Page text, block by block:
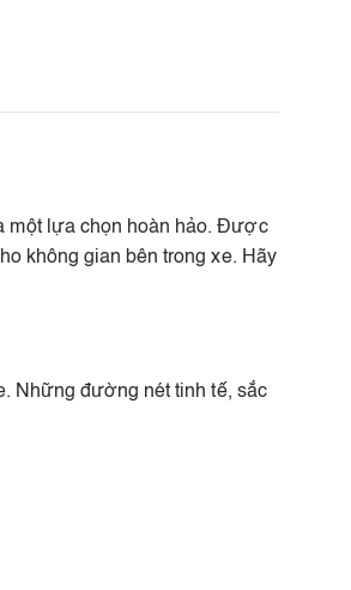
một lựa chọn hoàn hảo. Được
không gian bên trong xe. Hãy
Những đường nét tinh tế, sắc